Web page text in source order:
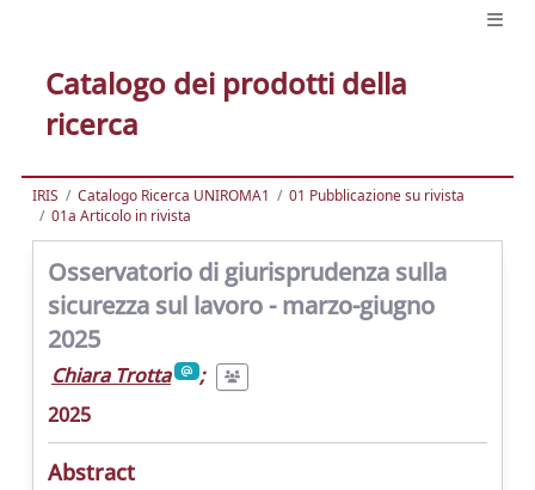
Catalogo dei prodotti della
ricerca
IRIS Catalogo Ricerca UNIROMA1
01 Pubblicazione su rivista
01a Articolo in rivista
Osservatorio di giurisprudenza sulla
sicurezza sul lavoro - marzo-giugno
2025
Chiara Trotta
;
2025
Abstract